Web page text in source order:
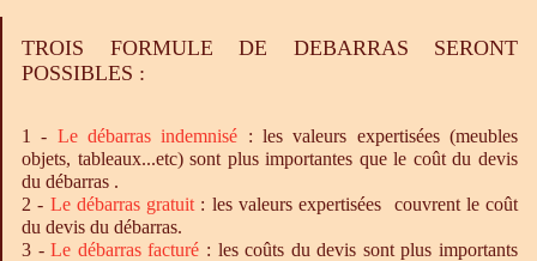
TROIS FORMULE DE DEBARRAS SERONT
POSSIBLES :
1 - Ledébarras indemnisé : les valeurs expertisées (meubles
objets, tableaux...etc) sont plus importantes que le coût du devis
du débarras .
2 - Le débarrasgratuit : les valeurs expertisées couvrent le coût
du devis du débarras.
3 -Le débarrasfacturé : les coûts du devis sont plus importants